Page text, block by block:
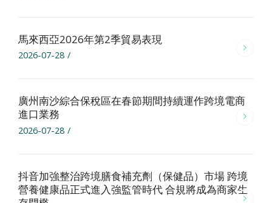
馬來西亞2026年第2季貿易表現
2026-07-28 /
廣州南沙綜合保稅區在春節期間持續運作跨境電商
進口業務
2026-07-28 /
抖音加強整治跨境膳食補充劑（保健品）市場 跨境
營養健康品正式進入強監管時代 合規將成為商家生